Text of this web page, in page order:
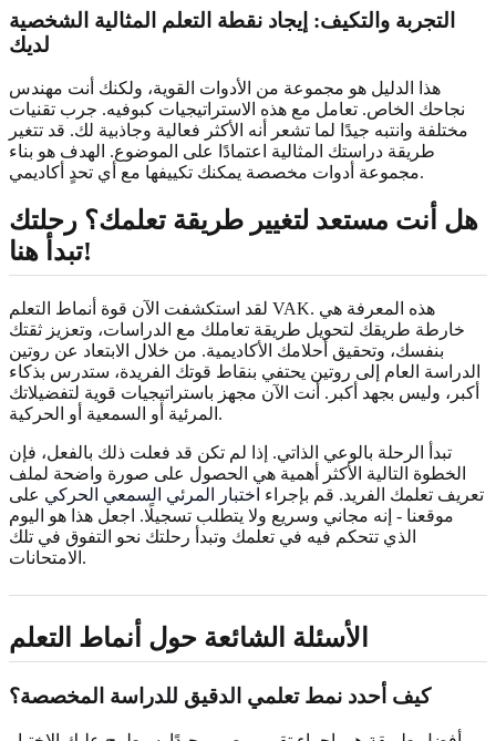
التجربة والتكيف: إيجاد نقطة التعلم المثالية الشخصية
لديك
هذا الدليل هو مجموعة من الأدوات القوية، ولكنك أنت مهندس
نجاحك الخاص. تعامل مع هذه الاستراتيجيات كبوفيه. جرب تقنيات
مختلفة وانتبه جيدًا لما تشعر أنه الأكثر فعالية وجاذبية لك. قد تتغير
طريقة دراستك المثالية اعتمادًا على الموضوع. الهدف هو بناء
مجموعة أدوات مخصصة يمكنك تكييفها مع أي تحدٍ أكاديمي.
هل أنت مستعد لتغيير طريقة تعلمك؟ رحلتك
تبدأ هنا!
لقد استكشفت الآن قوة أنماط التعلم VAK. هذه المعرفة هي
خارطة طريقك لتحويل طريقة تعاملك مع الدراسات، وتعزيز ثقتك
بنفسك، وتحقيق أحلامك الأكاديمية. من خلال الابتعاد عن روتين
الدراسة العام إلى روتين يحتفي بنقاط قوتك الفريدة، ستدرس بذكاء
أكبر، وليس بجهد أكبر. أنت الآن مجهز باستراتيجيات قوية لتفضيلاتك
المرئية أو السمعية أو الحركية.
تبدأ الرحلة بالوعي الذاتي. إذا لم تكن قد فعلت ذلك بالفعل، فإن
الخطوة التالية الأكثر أهمية هي الحصول على صورة واضحة لملف
تعريف تعلمك الفريد. قم بإجراء اختبار المرئي السمعي الحركي على
موقعنا - إنه مجاني وسريع ولا يتطلب تسجيلًا. اجعل هذا هو اليوم
الذي تتحكم فيه في تعلمك وتبدأ رحلتك نحو التفوق في تلك
الامتحانات.
الأسئلة الشائعة حول أنماط التعلم
كيف أحدد نمط تعلمي الدقيق للدراسة المخصصة؟